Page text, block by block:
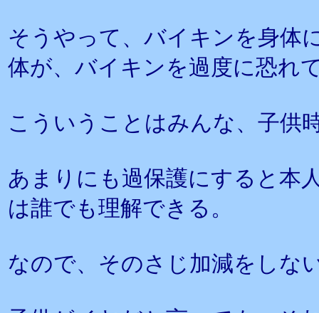
そうやって、バイキンを身体
体が、バイキンを過度に恐れ
こういうことはみんな、子供
あまりにも過保護にすると本
は誰でも理解できる。
なので、そのさじ加減をしな